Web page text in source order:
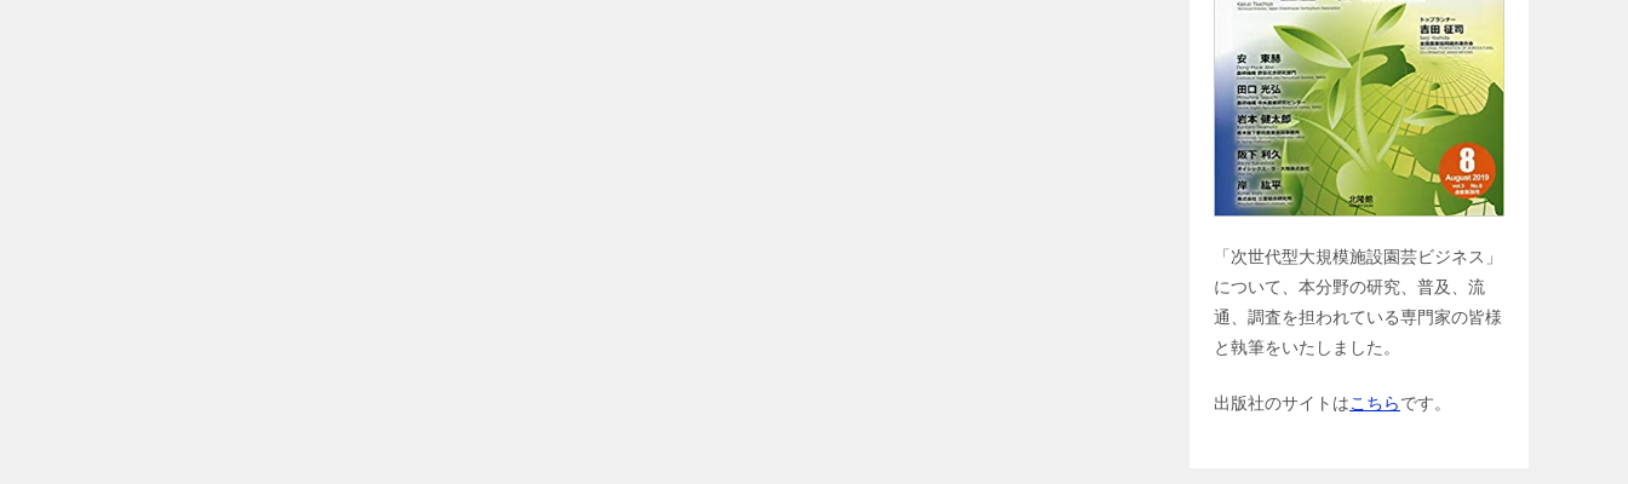
「次世代型大規模施設園芸ビジネス」
について、本分野の研究、普及、流
通、調査を担われている専門家の皆様
と執筆をいたしました。
出版社のサイトはこちらです。